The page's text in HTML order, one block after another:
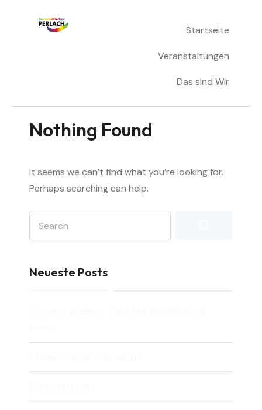
Demokratisches Perlach Startseite
Veranstaltungen
Das sind Wir
Nothing Found
It seems we can’t find what you’re looking for.
Perhaps searching can help.
Neueste Posts